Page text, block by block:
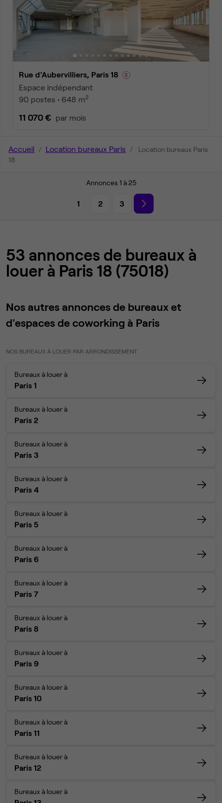
Rue d'Aubervilliers, Paris 18
Espace indépendant
90 postes • 648 m2
11 070 € par mois
Accueil Location bureaux Paris
Location bureaux Paris
18
Annonces 1 à 25
1 2 3
53 annonces de bureaux à
louer à Paris 18 (75018)
Nos autres annonces de bureaux et
d'espaces de coworking à Paris
NOS BUREAUX À LOUER PAR ARRONDISSEMENT
Bureaux à louer à
Paris 1
Bureaux à louer à
Paris 2
Bureaux à louer à
Paris 3
Bureaux à louer à
Paris 4
Bureaux à louer à
Paris 5
Bureaux à louer à
Paris 6
Bureaux à louer à
Paris 7
Bureaux à louer à
Paris 8
Bureaux à louer à
Paris 9
Bureaux à louer à
Paris 10
Bureaux à louer à
Paris 11
Bureaux à louer à
Paris 12
Bureaux à louer à